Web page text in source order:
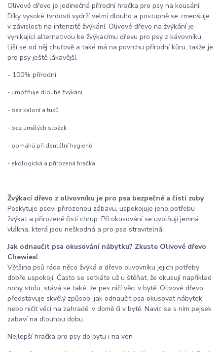
Olivové dřevo je jedinečná přírodní hračka pro psy na kousání.
Díky vysoké tvrdosti vydrží velmi dlouho a postupně se zmenšuje
v závislosti na intenzitě žvýkání. Olivové dřevo na žvýkání je
vynikající alternativou ke žvýkacímu dřevu pro psy z kávovníku.
Liší se od něj chuťově a také má na povrchu přírodní kůru, takže je
pro psy ještě lákavější.
- 100% přírodní
- umožňuje dlouhé žvýkání
- bez kalorií a tuků
- bez umělých složek
- pomáhá při dentální hygieně
- ekologická a přirozená hračka
Žvýkací dřevo z olivovníku je pro psa bezpečné a čistí zuby
Poskytuje psovi přirozenou zábavu, uspokojuje jeho potřebu
žvýkat a přirozeně čistí chrup. Při okusování se uvolňují jemná
vlákna, která jsou neškodná a pro psa stravitelná.
Jak odnaučit psa okusování nábytku? Zkuste Olivové dřevo
Chewies!
Většina psů ráda něco žvýká a dřevo olivovníku jejich potřeby
dobře uspokojí. Často se setkáte už u štěňat, že okusují například
nohy stolu, stává se také, že pes ničí věci v bytě. Olivové dřevo
představuje skvělý způsob, jak odnaučit psa okusovat nábytek
nebo ničit věci na zahradě, v domě či v bytě. Navíc se s ním pejsek
zabaví na dlouhou dobu.
Nejlepší hračka pro psy do bytu i na ven